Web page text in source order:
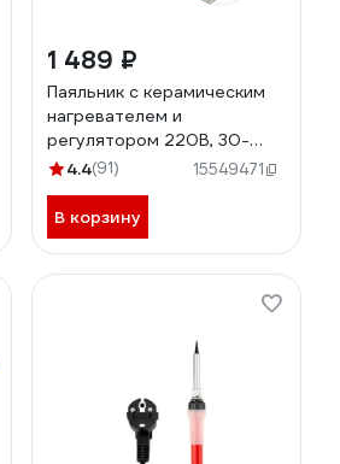
1 489 ₽
Паяльник с керамическим
нагревателем и
регулятором 220В, 30-
50Вт REXANT ZD-708 12-
4.4(91) 15549471
В корзину